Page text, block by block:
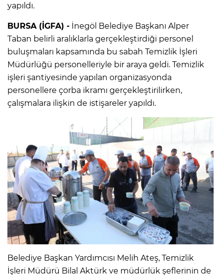
yapıldı.
BURSA (İGFA) - İnegöl Belediye Başkanı Alper
Taban belirli aralıklarla gerçekleştirdiği personel
buluşmaları kapsamında bu sabah Temizlik İşleri
Müdürlüğü personelleriyle bir araya geldi. Temizlik
işleri şantiyesinde yapılan organizasyonda
personellere çorba ikramı gerçekleştirilirken,
çalışmalara ilişkin de istişareler yapıldı.
Belediye Başkan Yardımcısı Melih Ateş, Temizlik
İşleri Müdürü Bilal Aktürk ve müdürlük şeflerinin de